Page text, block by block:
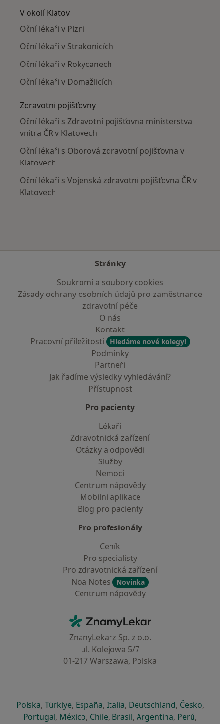
V okolí Klatov
Oční lékaři v Plzni
Oční lékaři v Strakonicích
Oční lékaři v Rokycanech
Oční lékaři v Domažlicích
Zdravotní pojišťovny
Oční lékaři s Zdravotní pojišťovna ministerstva
vnitra ČR v Klatovech
Oční lékaři s Oborová zdravotní pojišťovna v
Klatovech
Oční lékaři s Vojenská zdravotní pojišťovna ČR v
Klatovech
Stránky
Soukromí a soubory cookies
Zásady ochrany osobních údajů pro zaměstnance
zdravotní péče
O nás
Kontakt
Pracovní příležitosti
Hledáme nové kolegy!
Podmínky
Partneři
Jak řadíme výsledky vyhledávání?
Přístupnost
Pro pacienty
Lékaři
Zdravotnická zařízení
Otázky a odpovědi
Služby
Nemoci
Centrum nápovědy
Mobilní aplikace
Blog pro pacienty
Pro profesionály
Ceník
Pro specialisty
Pro zdravotnická zařízení
Noa Notes
Novinka
Centrum nápovědy
ZnamyLekar - Hlavní stránka
ZnanyLekarz Sp. z o.o.
ul. Kolejowa 5/7
01-217 Warszawa, Polska
Polskase otevře v nové záložce
, Türkiyese otevře v nové záložce
, Españase otevře v nové záložce
, Italiase otevře v nové záložce
, Deutschlandse otevře v
, Českose
,
Portugalse otevře v nové záložce
, Méxicose otevře v nové záložce
, Chilese otevře v nové záložce
, Brasilse otevře v nové
, Argentinase otevře v
, Perúse
,